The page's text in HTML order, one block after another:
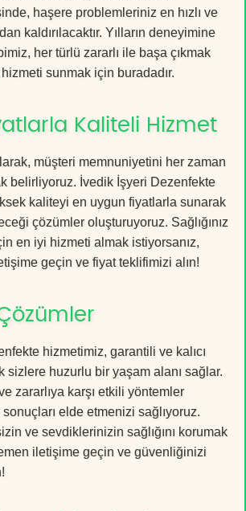
haşere problemleriniz en hızlı ve
kaldırılacaktır. Yılların deneyimine
her türlü zararlı ile başa çıkmak
sunmak için buradadır.
Kaliteli Hizmet
müşteri memnuniyetini her zaman
belirliyoruz. İvedik İşyeri Dezenfekte
kaliteyi en uygun fiyatlarla sunarak
çözümler oluşturuyoruz. Sağlığınız
en iyi hizmeti almak istiyorsanız,
geçin ve fiyat teklifimizi alın!
hizmetimiz, garantili ve kalıcı
sizlere huzurlu bir yaşam alanı sağlar.
zararlıya karşı etkili yöntemler
elde etmenizi sağlıyoruz.
ve sevdiklerinizin sağlığını korumak
iletişime geçin ve güvenliğinizi